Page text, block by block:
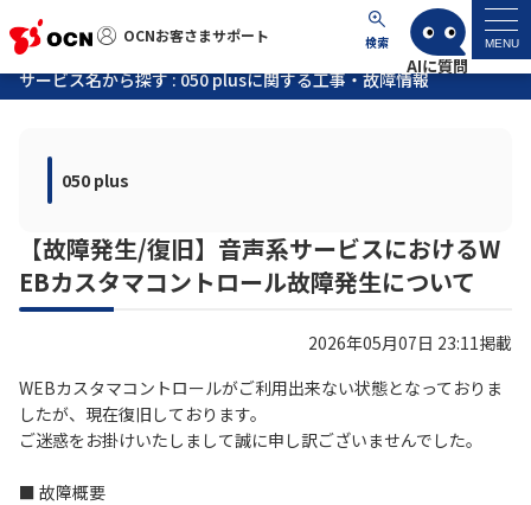
OCNお客さまサポート 検索 MENU
OCNお客さまサポート
マイページ
サポートトップ
サービス名から探す
よくあるご質問
工事・故障情報
各種ダウンロード
サービス名から探す : 050 plusに関する工事・故障情報
050 plus
【故障発生/復旧】音声系サービスにおけるW
EBカスタマコントロール故障発生について
2026年05月07日 23:11掲載
WEBカスタマコントロールがご利用出来ない状態となっておりま
したが、現在復旧しております。
ご迷惑をお掛けいたしまして誠に申し訳ございませんでした。
■ 故障概要